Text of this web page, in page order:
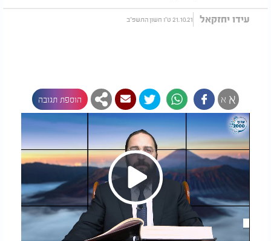
עידו יחזקאל 21.10.21 ט"ו חשון התשפ"ב
א א הוספת תגובה
Play